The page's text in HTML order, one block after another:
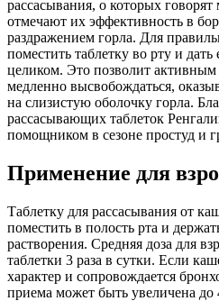
рассасывания, о которых
отмечают их эффективность в
раздражением горла. Для
поместить таблетку во рту и дать
целиком. Это позволит активным
медленно высвобождаться,
на слизистую оболочку горла.
рассасывающих таблеток
помощником в сезоне простуд и
Применение для
Таблетку для рассасывания от
поместить в полость рта и
растворения. Средняя доза для
таблетки 3 раза в сутки. Если
характер и сопровождается
приема может быть увеличена до